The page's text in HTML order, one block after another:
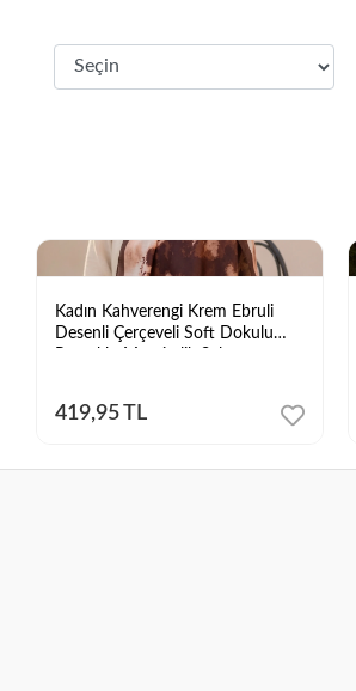
Kadın Kahverengi Krem Ebruli
Desenli Çerçeveli Soft Dokulu
419,95 TL